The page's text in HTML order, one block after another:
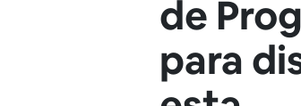
de
para